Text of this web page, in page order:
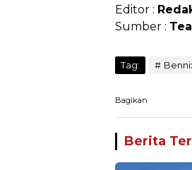
Editor :
Sumber :
Tag:
Bagikan
Berita